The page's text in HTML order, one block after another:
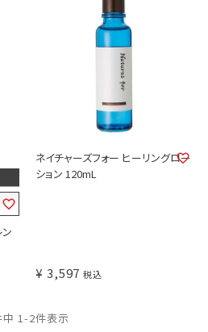
ネイチャーズフォー ヒーリングロー
ション 120mL
¥ 3,597 税込
中 1 -2件表示